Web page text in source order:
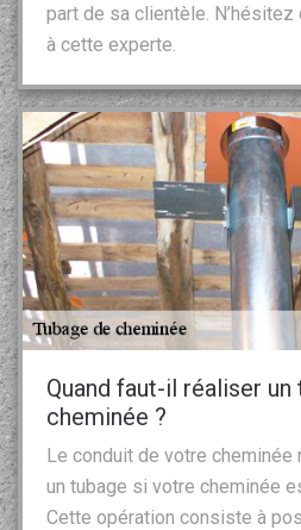
part de sa clientèle.
à cette experte.
Quand faut-il réaliser un
cheminée ?
Le conduit de votre
un tubage si votre cheminée
Cette opération consiste à